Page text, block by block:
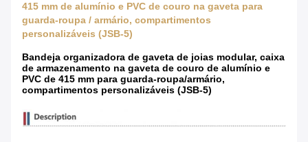
415 mm de alumínio e PVC de couro na gaveta para
guarda-roupa / armário, compartimentos
personalizáveis (JSB-5)
Bandeja organizadora de gaveta de joias modular, caixa
de armazenamento na gaveta de couro de alumínio e
PVC de 415 mm para guarda-roupa/armário,
compartimentos personalizáveis ​​(JSB-5)